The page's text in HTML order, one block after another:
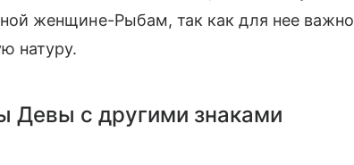
женщине-Рыбам, так как для нее важно
натуру.
Девы с другими знаками